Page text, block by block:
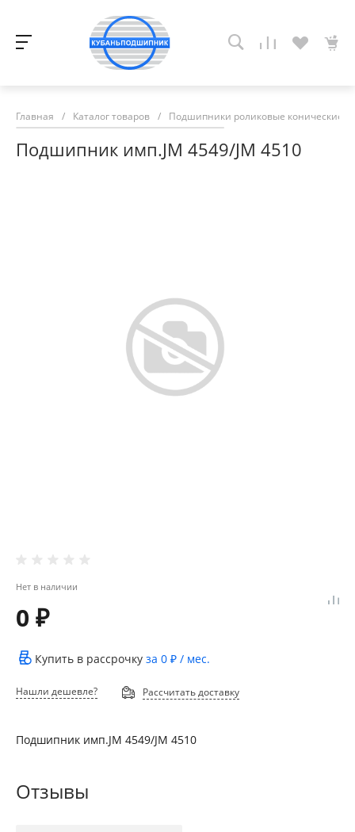
Главная / Каталог товаров / Подшипники роликовые конические
Подшипник имп.JM 4549/JM 4510
Нет в наличии
0 ₽
Купить в рассрочку за 0 ₽ / мес.
Нашли дешевле? Рассчитать доставку
Подшипник имп.JM 4549/JM 4510
Отзывы